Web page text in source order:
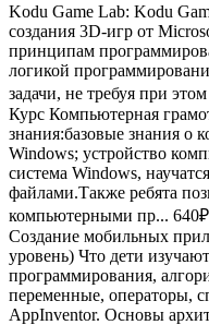
Kodu Game Lab: Kodu
создания 3D-игр от
принципам
логикой
задачи, не требуя при
Курс Компьютерная
знания:базовые знания о
Windows; устройство
система Windows,
файлами.Также ребята
компьютерными пр... 640₽
Создание мобильных
уровень) Что дети
программирования,
переменные, операторы,
AppInventor. Основы